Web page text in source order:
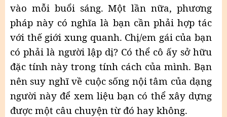
vào mỗi buổi sáng. Một lần nữa, phương
pháp này có nghĩa là bạn cần phải hợp tác
với thế giới xung quanh. Chị/em gái của bạn
có phải là người lập dị? Có thể cô ấy sở hữu
đặc tính này trong tính cách của mình. Bạn
nên suy nghĩ về cuộc sống nội tâm của dạng
người này để xem liệu bạn có thể xây dựng
được một câu chuyện từ đó hay không.